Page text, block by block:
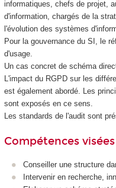
informatiques, chefs de projet,
d'information, chargés de la
l'évolution des systèmes
Pour la gouvernance du SI, le
d'usage.
Un cas concret de schéma
L'impact du RGPD sur les
est également abordé. Les
sont exposés en ce sens.
Les standards de l'audit sont
Compétences visées
Conseiller une structure
Intervenir en recherche,